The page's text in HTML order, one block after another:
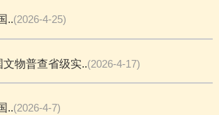
..(2026-4-25)
物普查省级实..(2026-4-17)
..(2026-4-7)